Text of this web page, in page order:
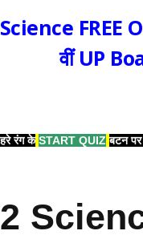
FREE
वींUP
हरे रंग के START QUIZ बटन